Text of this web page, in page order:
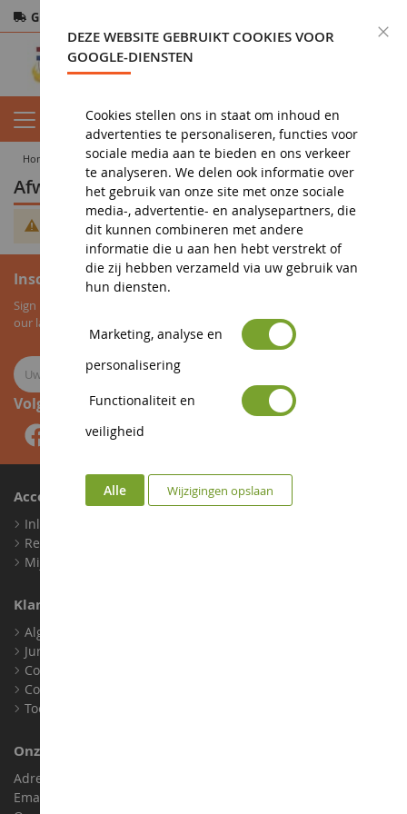
Gratis verzending
Retournerenbinnen 14 dagen
home miniatuur tp kenmerken Afwerkmachine
Afwerkmachine
Geen producten gevonden voor deze selectie.
Inschrijving voor de nieuwsbrief
Sign up for our newsletter to receive all our special offers, as well as
our latest news about agricultural miniatures.
Volg ons
Account
Inloggen
Registreren
Mijn loyaliteitspunten
Klantenservice
Algemene verkoopvoorwaarden
Juridische informatie
Contact
Cookies
Toegankelijkheid: niet conform
Onze Winkel
Adres : ZA LE Chemin, 61800 Montsecret
Email :
DEZE WEBSITE GEBRUIKT COOKIES VOOR
GOOGLE-DIENSTEN
Cookies stellen ons in staat om inhoud en
advertenties te personaliseren, functies voor
sociale media aan te bieden en ons verkeer
te analyseren. We delen ook informatie over
het gebruik van onze site met onze sociale
media-, advertentie- en analysepartners, die
dit kunnen combineren met andere
informatie die u aan hen hebt verstrekt of
die zij hebben verzameld via uw gebruik van
hun diensten.
Marketing, analyse en
personalisering
Functionaliteit en
veiligheid
Alle Wijzigingen opslaan